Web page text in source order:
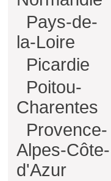
Pays-de-
la-Loire
Picardie
Poitou-
Charentes
Provence-
Alpes-Côte-
d'Azur